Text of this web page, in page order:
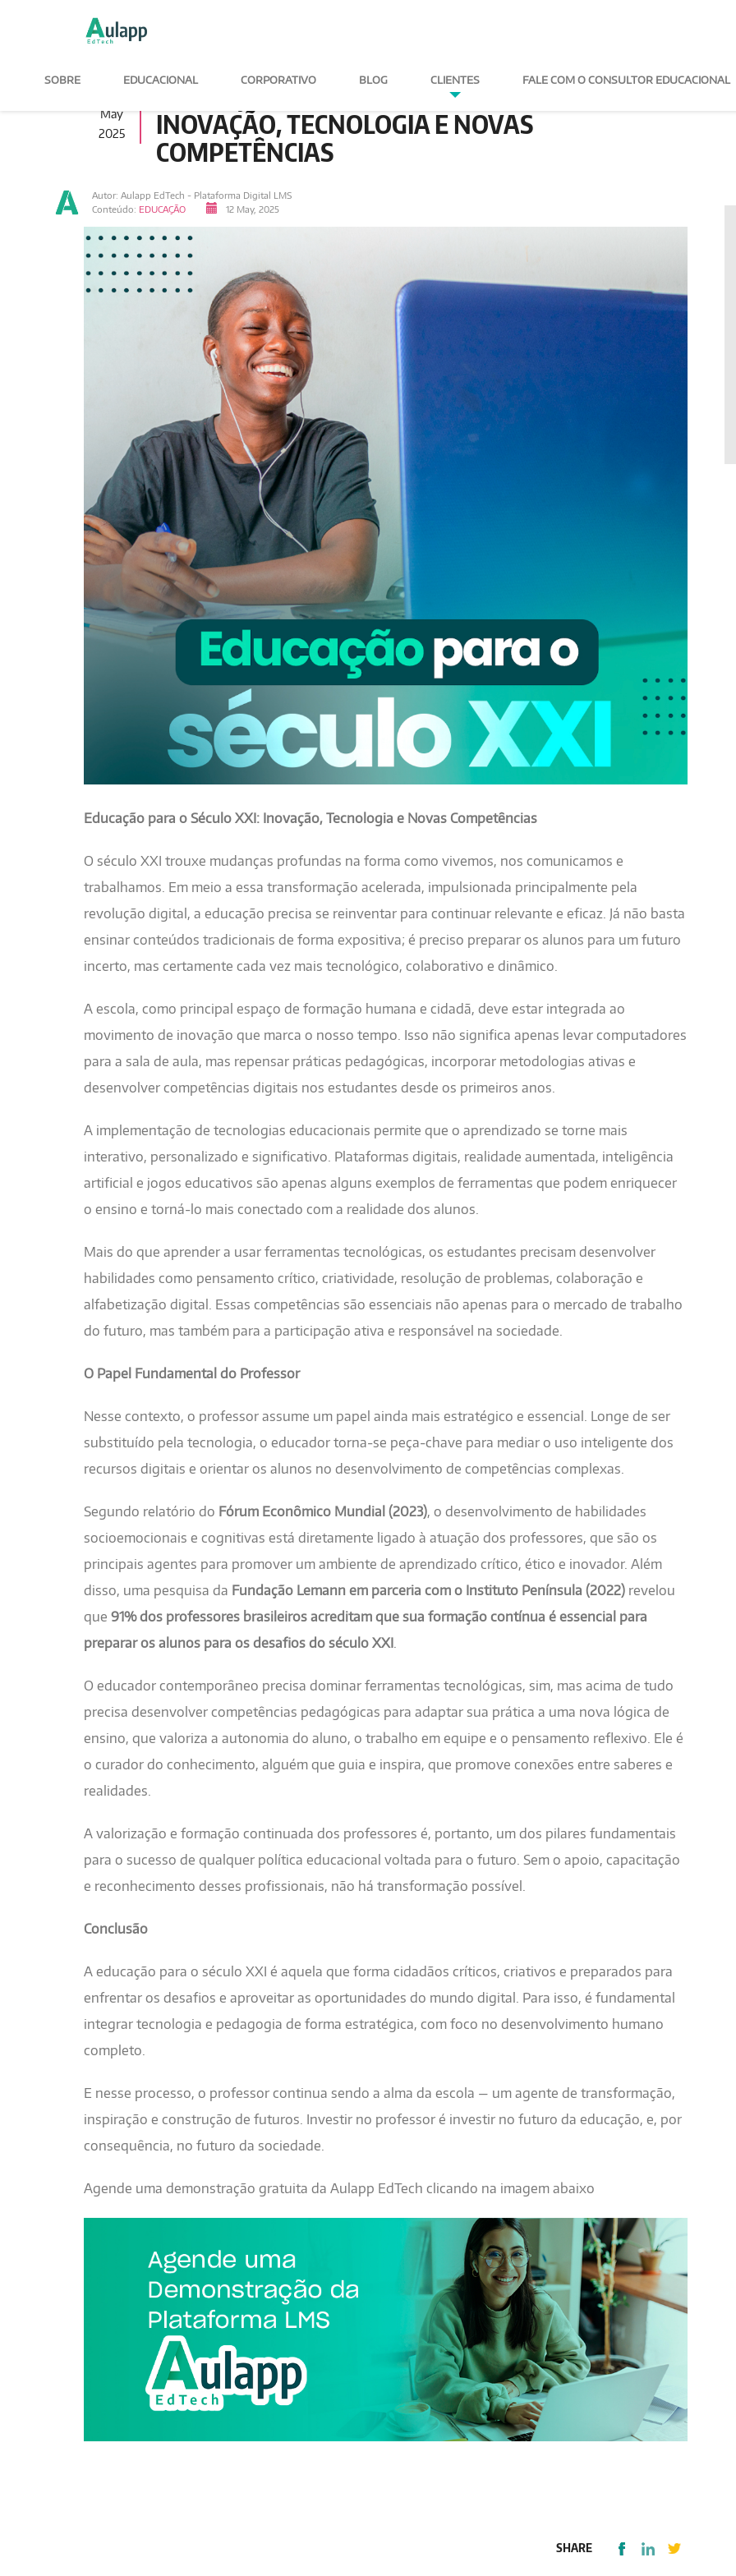
SOBRE EDUCACIONAL CORPORATIVO BLOG CLIENTES FALE COM O CONSULTOR
May
2025
EDUCAÇÃO PARA O SÉCULO XXI:
INOVAÇÃO, TECNOLOGIA E NOVAS
COMPETÊNCIAS
Autor: Aulapp EdTech - Plataforma Digital LMS
Conteúdo: EDUCAÇÃO 12 May, 2025
Educação para o Século XXI: Inovação, Tecnologia e Novas Competências
O século XXI trouxe mudanças profundas na forma como vivemos, nos comunicamos e
trabalhamos. Em meio a essa transformação acelerada, impulsionada principalmente pela
revolução digital, a educação precisa se reinventar para continuar relevante e eficaz. Já não basta
ensinar conteúdos tradicionais de forma expositiva; é preciso preparar os alunos para um futuro
incerto, mas certamente cada vez mais tecnológico, colaborativo e dinâmico.
A escola, como principal espaço de formação humana e cidadã, deve estar integrada ao
movimento de inovação que marca o nosso tempo. Isso não significa apenas levar computadores
para a sala de aula, mas repensar práticas pedagógicas, incorporar metodologias ativas e
desenvolver competências digitais nos estudantes desde os primeiros anos.
A implementação de tecnologias educacionais permite que o aprendizado se torne mais
interativo, personalizado e significativo. Plataformas digitais, realidade aumentada, inteligência
artificial e jogos educativos são apenas alguns exemplos de ferramentas que podem enriquecer
o ensino e torná-lo mais conectado com a realidade dos alunos.
Mais do que aprender a usar ferramentas tecnológicas, os estudantes precisam desenvolver
habilidades como pensamento crítico, criatividade, resolução de problemas, colaboração e
alfabetização digital. Essas competências são essenciais não apenas para o mercado de trabalho
do futuro, mas também para a participação ativa e responsável na sociedade.
O Papel Fundamental do Professor
Nesse contexto, o professor assume um papel ainda mais estratégico e essencial. Longe de ser
substituído pela tecnologia, o educador torna-se peça-chave para mediar o uso inteligente dos
recursos digitais e orientar os alunos no desenvolvimento de competências complexas.
Segundo relatório do Fórum Econômico Mundial (2023), o desenvolvimento de habilidades
socioemocionais e cognitivas está diretamente ligado à atuação dos professores, que são os
principais agentes para promover um ambiente de aprendizado crítico, ético e inovador. Além
disso, uma pesquisa da Fundação Lemann em parceria com o Instituto Península (2022) revelou
que 91% dos professores brasileiros acreditam que sua formação contínua é essencial para
preparar os alunos para os desafios do século XXI.
O educador contemporâneo precisa dominar ferramentas tecnológicas, sim, mas acima de tudo
precisa desenvolver competências pedagógicas para adaptar sua prática a uma nova lógica de
ensino, que valoriza a autonomia do aluno, o trabalho em equipe e o pensamento reflexivo. Ele é
o curador do conhecimento, alguém que guia e inspira, que promove conexões entre saberes e
realidades.
A valorização e formação continuada dos professores é, portanto, um dos pilares fundamentais
para o sucesso de qualquer política educacional voltada para o futuro. Sem o apoio, capacitação
e reconhecimento desses profissionais, não há transformação possível.
Conclusão
A educação para o século XXI é aquela que forma cidadãos críticos, criativos e preparados para
enfrentar os desafios e aproveitar as oportunidades do mundo digital. Para isso, é fundamental
integrar tecnologia e pedagogia de forma estratégica, com foco no desenvolvimento humano
completo.
E nesse processo, o professor continua sendo a alma da escola — um agente de transformação,
inspiração e construção de futuros. Investir no professor é investir no futuro da educação, e, por
consequência, no futuro da sociedade.
Agende uma demonstração gratuita da Aulapp EdTech clicando na imagem abaixo
SHARE